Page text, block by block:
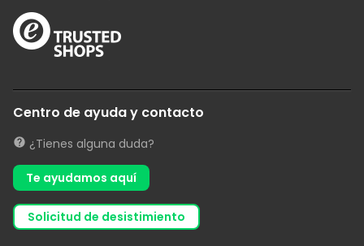
Centro de ayuda y contacto
¿Tienes alguna duda?
Te ayudamos aquí
solicitud de desistimiento